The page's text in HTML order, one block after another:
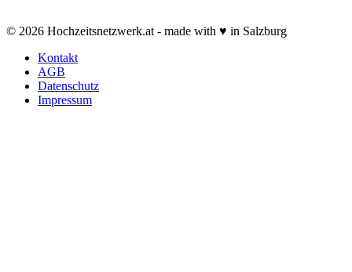
© 2026 Hochzeitsnetzwerk.at - made with ♥ in Salzburg
Kontakt
AGB
Datenschutz
Impressum